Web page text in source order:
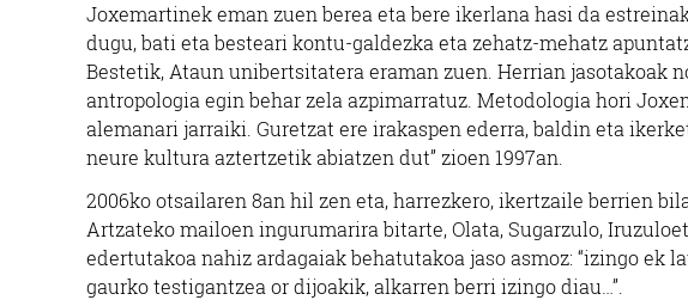
Joxemartinek eman zuen berea eta bere ikerlana hasi da
dugu, bati eta besteari kontu-galdezka eta zehatz-mehatz
Bestetik, Ataun unibertsitatera eraman zuen. Herrian jasotakoak
antropologia egin behar zela azpimarratuz. Metodologia hori
alemanari jarraiki. Guretzat ere irakaspen ederra, baldin eta
neure kultura aztertzetik abiatzen dut” zioen 1997an.
2006ko otsailaren 8an hil zen eta, harrezkero, ikertzaile berrien
Artzateko mailoen ingurumarira bitarte, Olata, Sugarzulo,
edertutakoa nahiz ardagaiak behatutakoa jaso asmoz: “izingo ek
gaurko testigantzea or dijoakik, alkarren berri izingo diau…”.